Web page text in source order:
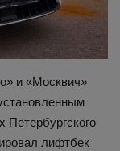
и «Москвич»
Петербургского
лифтбек